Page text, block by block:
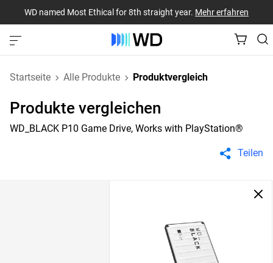
WD named Most Ethical for 8th straight year. Mehr erfahren
Startseite Alle Produkte Produktvergleich
Produkte vergleichen
WD_BLACK P10 Game Drive, Works with PlayStation®
Teilen